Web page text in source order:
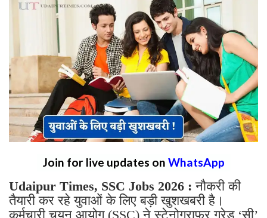
Join for live updates on WhatsApp
Udaipur Times, SSC Jobs 2026 : नौकरी की
तैयारी कर रहे युवाओं के लिए बड़ी खुशखबरी है।
कर्मचारी चयन आयोग (SSC) ने स्टेनोग्राफर ग्रेड ‘सी’